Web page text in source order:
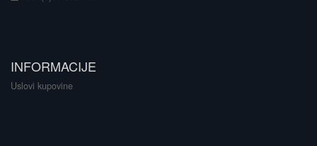
INFORMACIJE
Uslovi kupovine